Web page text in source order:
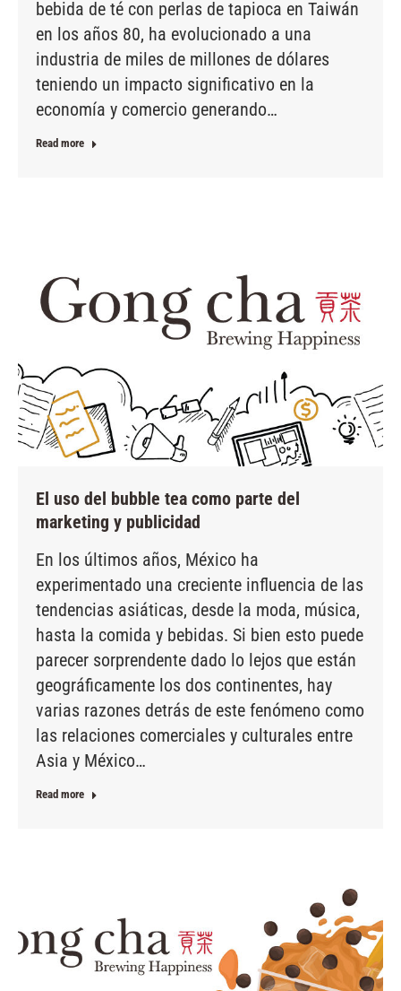
bebida de té con perlas de tapioca en Taiwán
en los años 80, ha evolucionado a una
industria de miles de millones de dólares
teniendo un impacto significativo en la
economía y comercio generando…
Read more
El uso del bubble tea como parte del
marketing y publicidad
En los últimos años, México ha
experimentado una creciente influencia de las
tendencias asiáticas, desde la moda, música,
hasta la comida y bebidas. Si bien esto puede
parecer sorprendente dado lo lejos que están
geográficamente los dos continentes, hay
varias razones detrás de este fenómeno como
las relaciones comerciales y culturales entre
Asia y México…
Read more